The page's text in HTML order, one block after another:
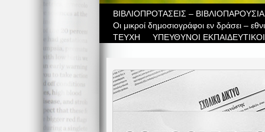
ΒIBΛΙΟΠΡΟΤΑΣΕΙΣ –
Οι μικροί δημοσιογράφοι εν δράσει –
ΤΕΥΧΗ
ΥΠΕΥΘΥΝΟΙ